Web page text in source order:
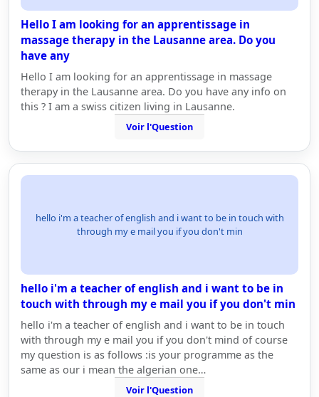
Hello I am looking for an apprentissage in
massage therapy in the Lausanne area. Do you
have any
Hello I am looking for an apprentissage in massage
therapy in the Lausanne area. Do you have any info on
this ? I am a swiss citizen living in Lausanne.
Voir l'Question
hello i'm a teacher of english and i want to be in touch with
through my e mail you if you don't min
hello i'm a teacher of english and i want to be in
touch with through my e mail you if you don't min
hello i'm a teacher of english and i want to be in touch
with through my e mail you if you don't mind of course
my question is as follows :is your programme as the
same as our i mean the algerian one…
Voir l'Question